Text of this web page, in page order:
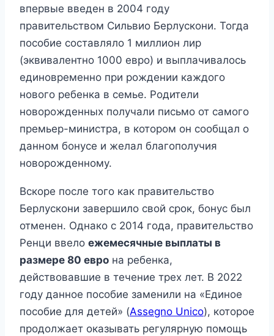
впервые введен в 2004 году
правительством Сильвио Берлускони. Тогда
пособие составляло 1 миллион лир
(эквивалентно 1000 евро) и выплачивалось
единовременно при рождении каждого
нового ребенка в семье. Родители
новорожденных получали письмо от самого
премьер-министра, в котором он сообщал о
данном бонусе и желал благополучия
новорожденному.
Вскоре после того как правительство
Берлускони завершило свой срок, бонус был
отменен. Однако с 2014 года, правительство
Ренци ввело ежемесячные выплаты в
размере 80 евро на ребенка,
действовавшие в течение трех лет. В 2022
году данное пособие заменили на «Единое
пособие для детей» (Assegno Unico), которое
продолжает оказывать регулярную помощь